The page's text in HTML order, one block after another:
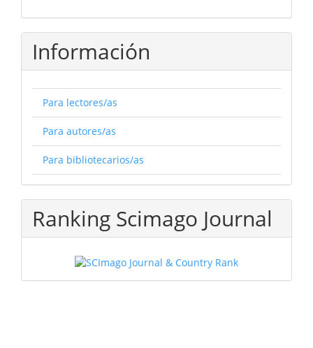
Información
Para lectores/as
Para autores/as
Para bibliotecarios/as
Ranking Scimago Journal